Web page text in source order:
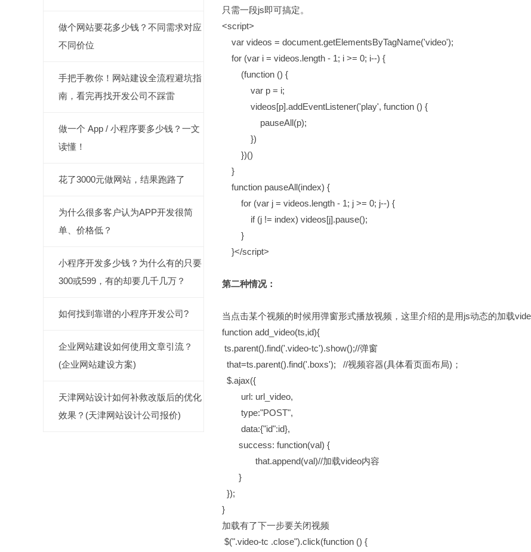
做个网站要花多少钱？不同需求对应
不同价位
手把手教你！网站建设全流程避坑指
南，看完再找开发公司不踩雷
做一个 App / 小程序要多少钱？一文
读懂！
花了3000元做网站，结果跑路了
为什么很多客户认为APP开发很简
单、价格低？
小程序开发多少钱？为什么有的只要
300或599，有的却要几千几万？
如何找到靠谱的小程序开发公司?
企业网站建设如何使用文章引流？
(企业网站建设方案)
天津网站设计如何补救改版后的优化
效果？(天津网站设计公司报价)
只需一段js即可搞定。
<script>
var videos = document.getElementsByTagName('video');
for (var i = videos.length - 1; i >= 0; i--) {
(function () {
var p = i;
videos[p].addEventListener('play', function () {
pauseAll(p);
})
})()
}
function pauseAll(index) {
for (var j = videos.length - 1; j >= 0; j--) {
if (j != index) videos[j].pause();
}
}</script>
第二种情况：
当点击某个视频的时候用弹窗形式播放视频，这里介绍的是用js动态的加载
function add_video(ts,id){
ts.parent().find('.video-tc').show();//弹窗
that=ts.parent().find('.boxs'); //视频容器(具体看页面布局)；
$.ajax({
url: url_video,
type:"POST",
data:{"id":id},
success: function(val) {
that.append(val)//加载video内容
}
});
}
加载有了下一步要关闭视频
$(".video-tc .close").click(function () {